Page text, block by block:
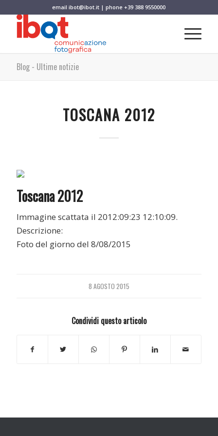
emailibot@ibot.it | phone+39 388 9550000
Blog - Ultime notizie
TOSCANA 2012
Toscana 2012
Immagine scattata il 2012:09:23 12:10:09.
Descrizione:
Foto del giorno del 8/08/2015
8 AGOSTO 2015
Condividi questo articolo